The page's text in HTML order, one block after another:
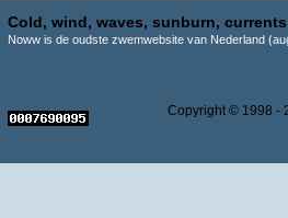
Cold, wind, waves, sunburn,
Noww is de oudste zwemwebsite van Nederland
Copyright © 1998